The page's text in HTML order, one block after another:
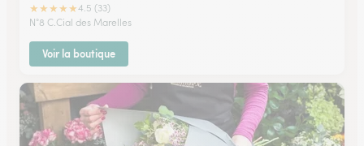
★★★★★4.5 (33)
N°8 C.Cial des Marelles
Voir la boutique